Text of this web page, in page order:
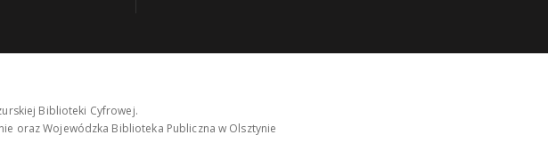
Biblioteki Cyfrowej.
oraz Wojewódzka Biblioteka Publiczna w Olsztynie